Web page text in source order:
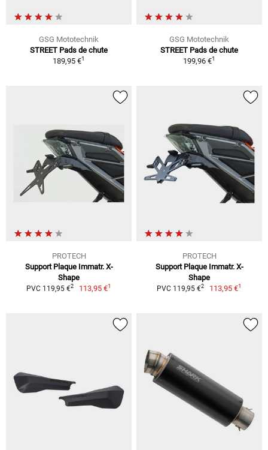
GSG Mototechnik
STREET Pads de chute
189,95 €1
GSG Mototechnik
STREET Pads de chute
199,96 €1
PROTECH
Support Plaque Immatr. X-
Shape
PVC 119,95 €2 113,95 €1
PROTECH
Support Plaque Immatr. X-
Shape
PVC 119,95 €2 113,95 €1